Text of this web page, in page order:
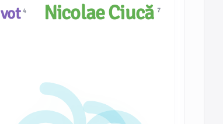
vot4 Nicolae Ciucă7